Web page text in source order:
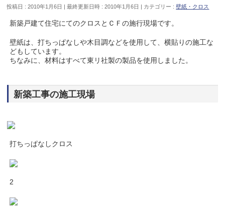
投稿日 : 2010年1月6日 最終更新日時 : 2010年1月6日 カテゴリー :壁紙・クロス
新築戸建て住宅にてのクロスとＣＦの施行現場です。
壁紙は、打ちっぱなしや木目調などを使用して、横貼りの施工な
どもしています。
ちなみに、材料はすべて東リ社製の製品を使用しました。
新築工事の施工現場
打ちっぱなしクロス
2